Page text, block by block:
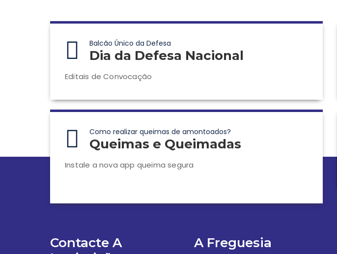
Balcão Único da Defesa
Dia da Defesa Nacional
Editais de Convocação
Como realizar queimas de amontoados?
Queimas e Queimadas
Instale a nova app queima segura
Contacte A
A Freguesia